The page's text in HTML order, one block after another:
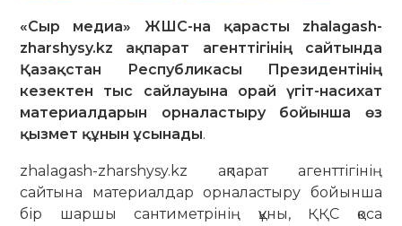
«Сыр медиа» ЖШС-на қарасты zhalagash-
zharshysy.kz ақпарат агенттігінің сайтында
Қазақстан Республикасы Президентінің
кезектен тыс сайлауына орай үгіт-насихат
материалдарын орналастыру бойынша өз
қызмет құнын ұсынады.
zhalagash-zharshysy.kz ақпарат агенттігінің
сайтына материалдар орналастыру бойынша
бір шаршы сантиметрінің құны, ҚҚС қоса